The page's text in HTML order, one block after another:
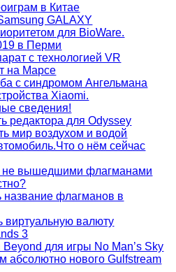
в Китае
GALAXY
для BioWare.
в Перми
с технологией VR
на Марсе
с синдромом Ангельмана
Xiaomi.
сведения!
редактора для Odyssey
мир воздухом и водой
о нём сейчас
не вышедшими флагманами
название флагманов в
виртуальную валюту
3
для игры No Man’s Sky
абсолютно нового Gulfstream